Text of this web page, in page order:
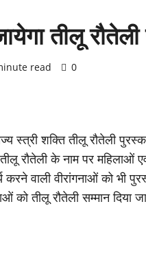
तीलू
read 0
स्त्री शक्ति तीलू रौतेली
रौतेली के नाम पर महिलाओं एवं
करने वाली वीरांगनाओं को
को तीलू रौतेली सम्मान दिया